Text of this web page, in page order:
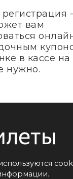
вам
в кассе
нужно.